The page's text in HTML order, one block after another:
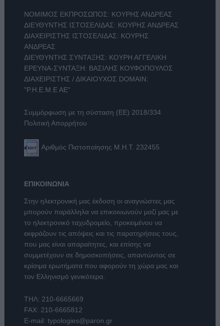
ΝΟΜΙΜΟΣ ΕΚΠΡΟΣΩΠΟΣ: ΚΟΥΡΗΣ ΑΝΔΡΕΑΣ
ΔΙΕΥΘΥΝΤΗΣ ΙΣΤΟΣΕΛΙΔΑΣ: ΚΟΥΡΗΣ ΑΝΔΡΕΑΣ
ΔΙΑΧΕΙΡΙΣΤΗΣ ΙΣΤΟΣΕΛΙΔΑΣ: ΚΟΥΡΗΣ
ΑΝΔΡΕΑΣ
ΔΙΕΥΘΥΝΤΗΣ ΣΥΝΤΑΞΗΣ: ΚΟΥΡΗ ΑΓΓΕΛΙΚΗ
ΕΡΕΥΝΑ-ΣΥΝΤΑΞΗ: ΒΑΣΙΛΗΣ ΚΟΥΦΟΠΟΥΛΟΣ
ΔΙΑΧΕΙΡΙΣΤΗΣ / ΔΙΚΑΙΟΥΧΟΣ DOMAIN:
"Ρ.Η.Ε.Μ.Ε ΑΕ"
Συμμόρφωση με τη σύσταση (ΕΕ) 2018/334
Πολιτική Απορρήτου
Αριθμός Πιστοποίησης Μ.Η.Τ. 232455
ΕΠΙΚΟΙΝΩΝΙΑ
Στην ηλεκτρονική μας έκδοση οι αναγνώστες μας
μπορούν παράλληλα να επικοινωνούν μαζί μας με
το ηλεκτρονικό ταχυδρομείο, προκειμένου να
εκφράζουν τις απόψεις και τις παρατηρήσεις τους,
που μας είναι απαραίτητες, και επίσης να
συμμετέχουν σε δημοσκοπήσεις, απαντώντας σε
κρίσιμα ερωτήματα που αφορούν τη χώρα μας και
τον Ελληνισμό γενικότερα.
ΤΗΛ: 210-6665669
FAX: 210-6665812
E-mail: typologies@paron.gr